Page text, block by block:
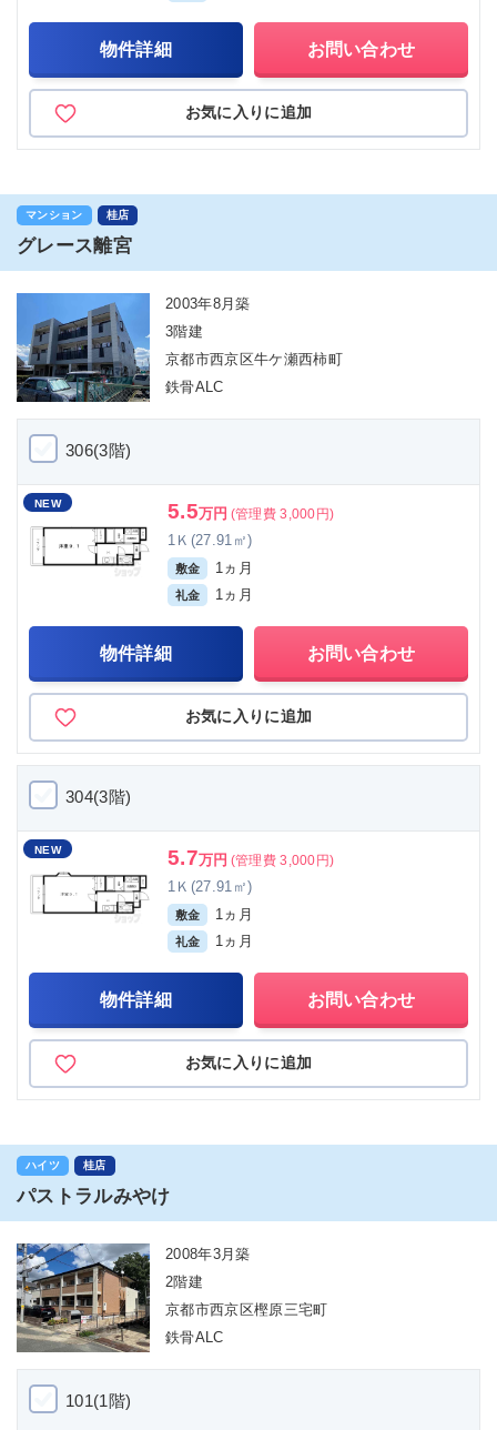
物件詳細 お問い合わせ
お気に入りに追加
マンション 桂店
グレース離宮
2003年8月築
3階建
京都市西京区牛ケ瀬西柿町
鉄骨ALC
306(3階)
NEW 5.5万円 (管理費 3,000円)
1Ｋ(27.91㎡)
敷金 1ヵ月
礼金 1ヵ月
物件詳細 お問い合わせ
お気に入りに追加
304(3階)
NEW 5.7万円 (管理費 3,000円)
1Ｋ(27.91㎡)
敷金 1ヵ月
礼金 1ヵ月
物件詳細 お問い合わせ
お気に入りに追加
ハイツ 桂店
パストラルみやけ
2008年3月築
2階建
京都市西京区樫原三宅町
鉄骨ALC
101(1階)